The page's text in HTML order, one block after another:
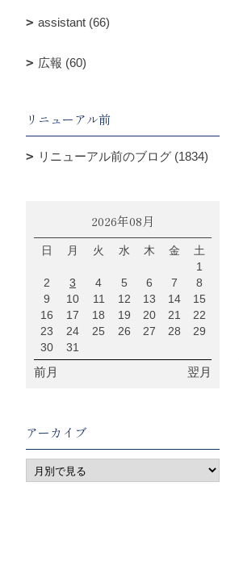
assistant (66)
広報 (60)
リニューアル前
リニューアル前のブログ (1834)
2026年08月
日 月 火 水 木 金
土
1
2
3 4 5 6 7
8
9
10 11 12 13 14
15
16
17 18 19 20 21
22
23
24 25 26 27 28
29
30
31
前月 翌月
アーカイブ